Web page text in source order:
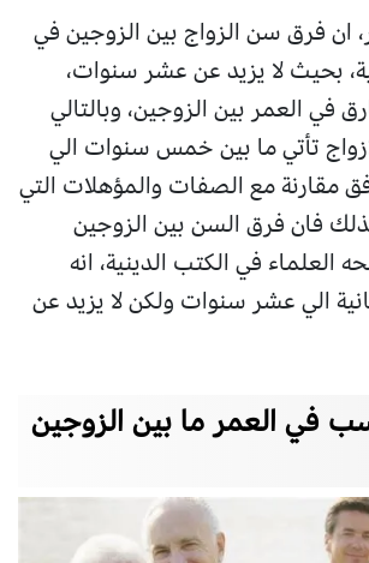
ان فرق سن الزواج بين الزوجين في
بحيث لا يزيد عن عشر سنوات،
في العمر بين الزوجين، وبالتالي
تأتي ما بين خمس سنوات الي
مقارنة مع الصفات والمؤهلات التي
فان فرق السن بين الزوجين
العلماء في الكتب الدينية، انه
الي عشر سنوات ولكن لا يزيد عن
في العمر ما بين الزوجين